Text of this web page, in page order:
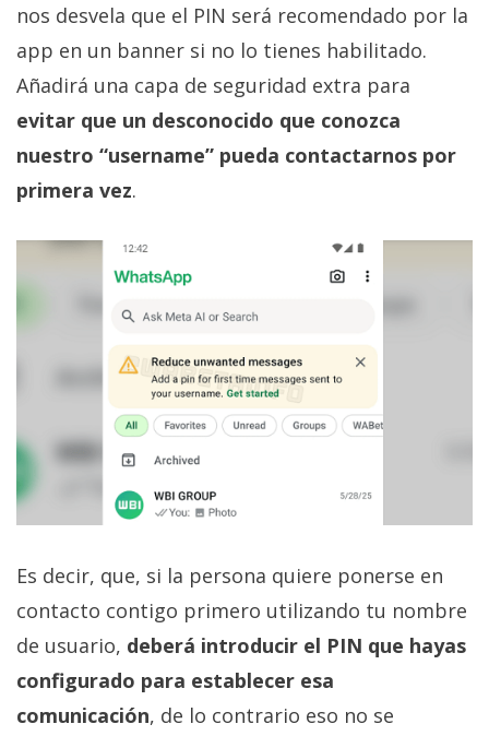
nos desvela que el PIN será recomendado por la
app en un banner si no lo tienes habilitado.
Añadirá una capa de seguridad extra para
evitar que un desconocido que conozca
nuestro “username” pueda contactarnos por
primera vez.
Es decir, que, si la persona quiere ponerse en
contacto contigo primero utilizando tu nombre
de usuario, deberá introducir el PIN que hayas
configurado para establecer esa
comunicación, de lo contrario eso no se